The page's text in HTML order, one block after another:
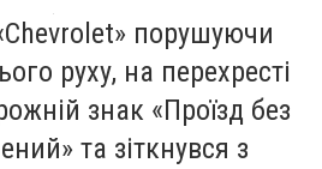
порушуючи
руху, на перехресті
знак «Проїзд без
та зіткнувся з